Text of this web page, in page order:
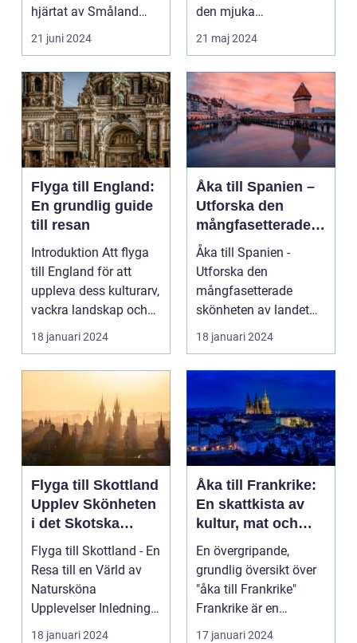
hjärtat av Småland
påträffar besökaren en
pärla sälla...
21 juni 2024
den mjuka
sandstranden, l...
21 maj 2024
Flyga till England:
En grundlig guide
till resan
Introduktion Att flyga
till England för att
uppleva dess kulturarv,
vackra landskap och
pulserande s...
18 januari 2024
Åka till Spanien –
Utforska den
mångfasetterade
skönheten av
landet
Åka till Spanien -
Utforska den
mångfasetterade
skönheten av landet
Spanien, ett land som
inte bar...
18 januari 2024
Flyga till Skottland
Upplev Skönheten
i det Skotska
Landskapet
Flyga till Skottland - En
Resa till en Värld av
Natursköna
Upplevelser Inledning:
Skottland, det my...
18 januari 2024
Åka till Frankrike:
En skattkista av
kultur, mat och
historia
En övergripande,
grundlig översikt över
"åka till Frankrike"
Frankrike är en
destination som ofta
17 januari 2024